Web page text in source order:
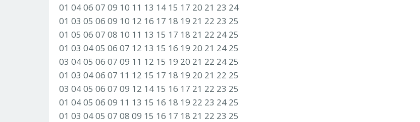
01 04 06 07 09 10 11 13 14 15 17 20 21 23 24
01 03 05 06 09 10 12 16 17 18 19 21 22 23 25
01 05 06 07 08 10 11 13 15 17 18 21 22 24 25
01 03 04 05 06 07 12 13 15 16 19 20 21 24 25
03 04 05 06 07 09 11 12 15 19 20 21 22 24 25
01 03 04 06 07 11 12 15 17 18 19 20 21 22 25
03 04 05 06 07 09 12 14 15 16 17 21 22 23 25
01 04 05 06 09 11 13 15 16 18 19 22 23 24 25
01 03 04 05 07 08 09 15 16 17 18 21 22 23 25